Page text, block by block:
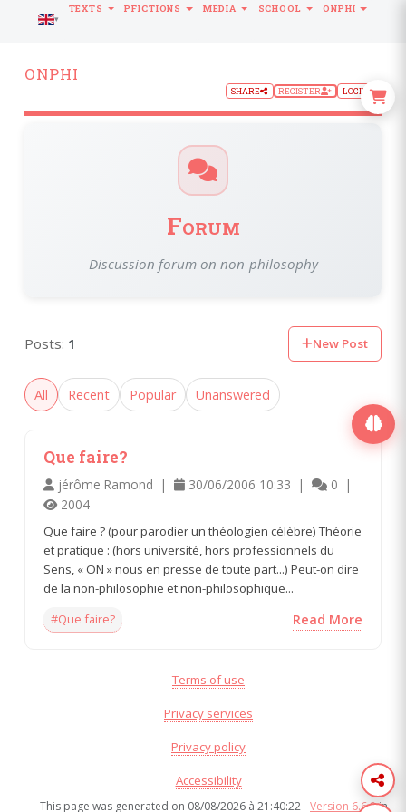
ONPHI
SHARE REGISTER LOGIN
Forum
Discussion forum on non-philosophy
Posts: 1 New Post
All Recent Popular Unanswered
Que faire?
jérôme Ramond | 30/06/2006 10:33 |
0 |
2004
Que faire ? (pour parodier un théologien célèbre) Théorie
et pratique : (hors université, hors professionnels du
Sens, « ON » nous en presse de toute part...) Peut-on dire
de la non-philosophie et non-philosophique...
#Que faire?
Read More
Terms of use
Privacy services
Privacy policy
Accessibility
This page was generated on 08/08/2026 à 21:40:22 -Version 6.6.8in
LANGUAGE
TEXTS PFICTIONS MEDIA SCHOOL ONPHI